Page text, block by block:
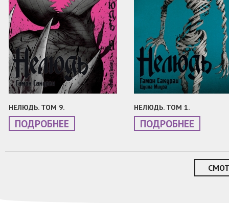
НЕЛЮДЬ. ТОМ 9.
ПОДРОБНЕЕ
НЕЛЮДЬ. ТОМ 1.
ПОДРОБНЕЕ